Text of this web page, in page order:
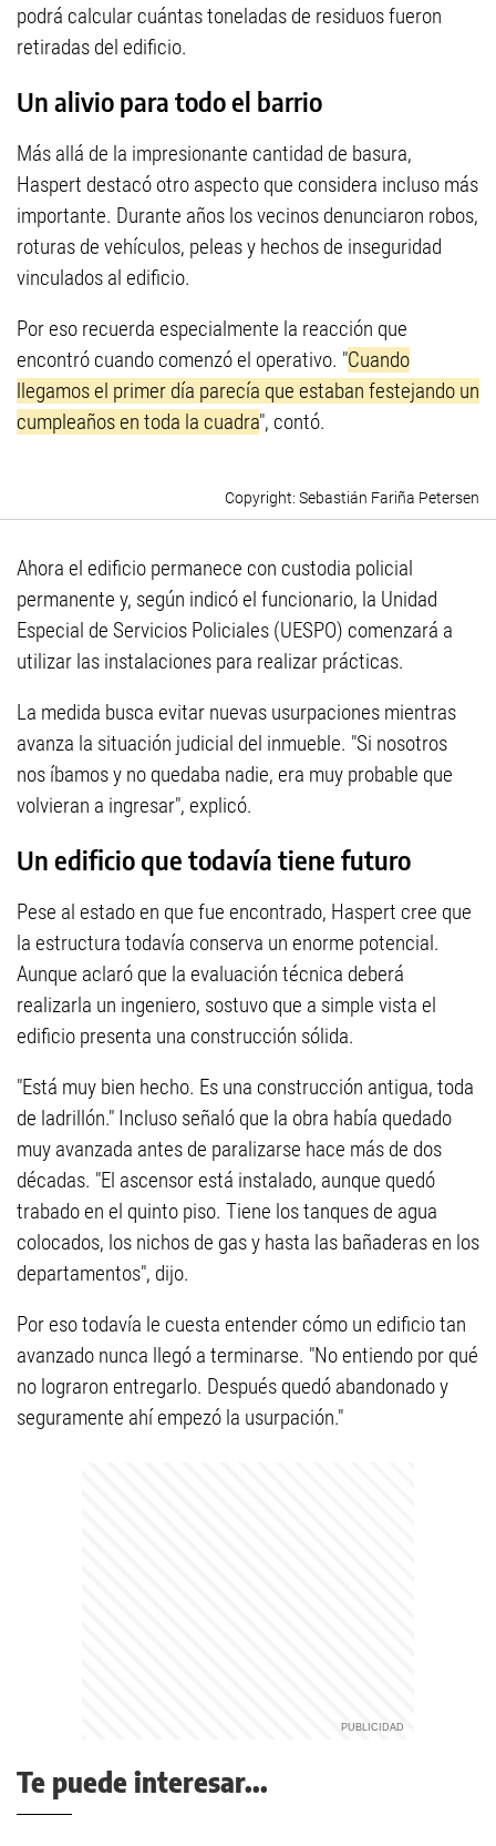
podrá calcular cuántas toneladas de residuos fueron
retiradas del edificio.
Un alivio para todo el barrio
Más allá de la impresionante cantidad de basura,
Haspert destacó otro aspecto que considera incluso más
importante. Durante años los vecinos denunciaron robos,
roturas de vehículos, peleas y hechos de inseguridad
vinculados al edificio.
Por eso recuerda especialmente la reacción que
encontró cuando comenzó el operativo. "Cuando
llegamos el primer día parecía que estaban festejando un
cumpleaños en toda la cuadra", contó.
Sebastián Fariña Petersen
Ahora el edificio permanece con custodia policial
permanente y, según indicó el funcionario, la Unidad
Especial de Servicios Policiales (UESPO) comenzará a
utilizar las instalaciones para realizar prácticas.
La medida busca evitar nuevas usurpaciones mientras
avanza la situación judicial del inmueble. "Si nosotros
nos íbamos y no quedaba nadie, era muy probable que
volvieran a ingresar", explicó.
Un edificio que todavía tiene futuro
Pese al estado en que fue encontrado, Haspert cree que
la estructura todavía conserva un enorme potencial.
Aunque aclaró que la evaluación técnica deberá
realizarla un ingeniero, sostuvo que a simple vista el
edificio presenta una construcción sólida.
"Está muy bien hecho. Es una construcción antigua, toda
de ladrillón." Incluso señaló que la obra había quedado
muy avanzada antes de paralizarse hace más de dos
décadas. "El ascensor está instalado, aunque quedó
trabado en el quinto piso. Tiene los tanques de agua
colocados, los nichos de gas y hasta las bañaderas en los
departamentos", dijo.
Por eso todavía le cuesta entender cómo un edificio tan
avanzado nunca llegó a terminarse. "No entiendo por qué
no lograron entregarlo. Después quedó abandonado y
seguramente ahí empezó la usurpación."
Te puede interesar...